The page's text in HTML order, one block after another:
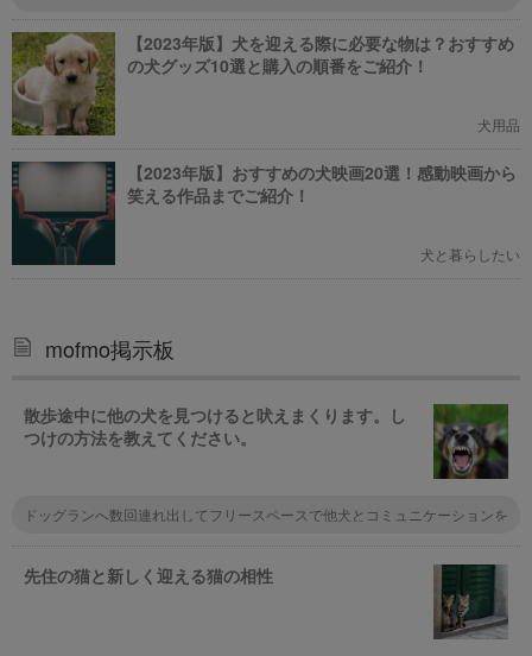
もしれません。対処法としては声を出して同調せず、犬が服を放すほどの音
を出したりて服を放させ、静かに背を向けてみます。今日は思いっきり服に
穴が空いてしまいました（泣）対処法が分かり、感謝申し上げます。
【2023年版】犬を迎える際に必要な物は？おすすめ
の犬グッズ10選と購入の順番をご紹介！
犬用品
【2023年版】おすすめの犬映画20選！感動映画から
笑える作品までご紹介！
犬と暮らしたい
mofmo掲示板
散歩途中に他の犬を見つけると吠えまくります。し
つけの方法を教えてください。
ドッグランへ数回連れ出してフリースペースで他犬とコミュニケーションを
んが慣れてくるとその場に居合わす犬達間の上下関係もわかるようになると
思います。ここでの慣習を散歩へ応用展開すると飼い主の負担も少なく、愛
犬も遊んでいる間に矯正・是正がなされるかもしれません。
先住の猫と新しく迎える猫の相性